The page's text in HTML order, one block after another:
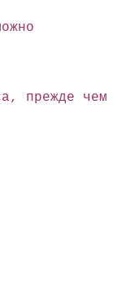
прежде чем